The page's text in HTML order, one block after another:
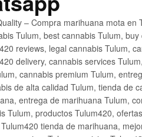
– Compra marihuana mota
Tulum, best cannabis Tulum,
reviews, legal cannabis Tulum,
delivery, cannabis services
cannabis premium Tulum,
de alta calidad Tulum, tienda de
entrega de marihuana Tulum,
productos Tulum420,
tienda de marihuana,